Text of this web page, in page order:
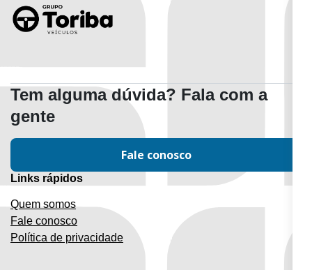
Tem alguma dúvida? Fala com a
gente
Fale conosco
Links rápidos
Quem somos
Fale conosco
Política de privacidade